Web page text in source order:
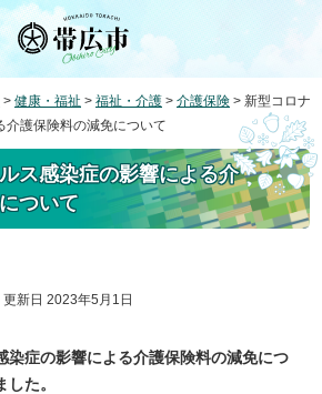
> 健康・福祉 > 福祉・介護 > 介護保険 > 新型コロナ
介護保険料の減免について
ス感染症の影響による介
ついて
新日 2023年5月1日
染症の影響による介護保険料の減免につ
た。